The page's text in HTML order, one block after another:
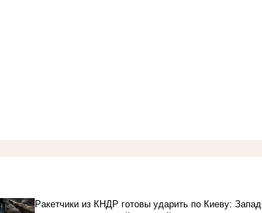
Ракетчики из КНДР готовы ударить по Киеву: Запад